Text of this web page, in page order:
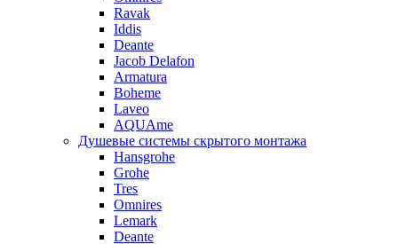
Ravak
Iddis
Deante
Jacob Delafon
Armatura
Boheme
Laveo
AQUAme
Душевые системы скрытого монтажа
Hansgrohe
Grohe
Tres
Omnires
Lemark
Deante